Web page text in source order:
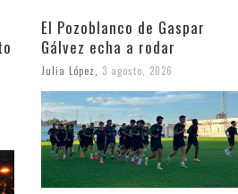
El Pozoblanco de Gaspar
Gálvez echa a rodar
Julia López 3 agosto, 2026